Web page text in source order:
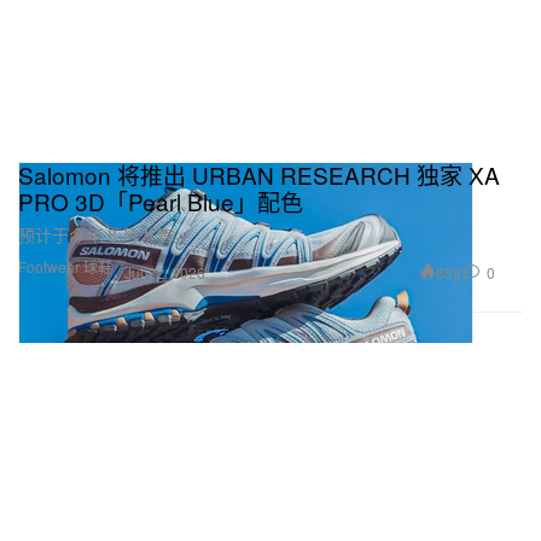
Footwear 球鞋
Salomon 将推出 URBAN RESEARCH 独家 XA
PRO 3D「Pearl Blue」配色
预计于今年 8 月发售。
Jul 22, 2026 659 0